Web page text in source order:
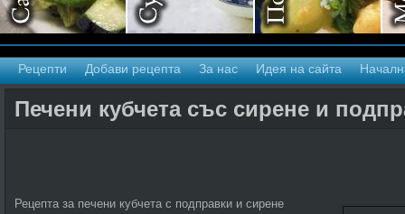
Рецепти Добави рецепта За нас Идея на сайта
Печени кубчета със сирене и
Рецепта за печени кубчета с подправки и сирене